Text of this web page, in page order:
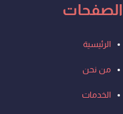
الصفحات
Menuالرئيسية
من نحن
الخدمات